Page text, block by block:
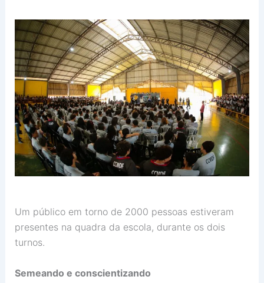
Um público em torno de 2000 pessoas estiveram
presentes na quadra da escola, durante os dois
turnos.
Semeando e conscientizando